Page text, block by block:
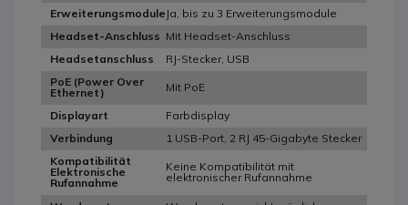
Erweiterungsmodule Ja, bis zu 3 Erweiterungsmodule
Headset-Anschluss Mit Headset-Anschluss
Headsetanschluss
RJ-Stecker, USB
PoE (Power Over
Ethernet)
Mit PoE
Displayart
Farbdisplay
Verbindung
1 USB-Port, 2 RJ 45-Gigabyte Stecker
Kompatibilität
Elektronische
Rufannahme
Keine Kompatibilität mit
elektronischer Rufannahme